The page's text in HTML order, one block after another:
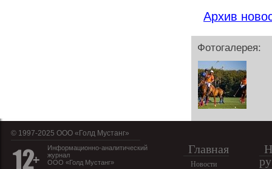
Архив
Фотогалерея:
© 1997-2025 OOO «Голд Мустанг»
Информационно-аналитический
журнал
ООО «Голд Мустанг»
Главная
Новости